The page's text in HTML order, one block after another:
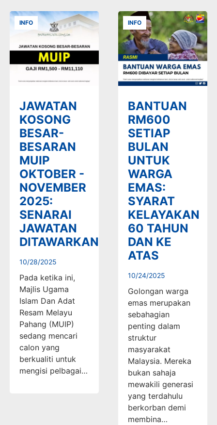
INFO
JAWATAN
KOSONG
BESAR-
BESARAN
MUIP
OKTOBER -
NOVEMBER
2025:
SENARAI
JAWATAN
DITAWARKAN
10/28/2025
Pada ketika ini,
Majlis Ugama
Islam Dan Adat
Resam Melayu
Pahang (MUIP)
sedang mencari
calon yang
berkualiti untuk
mengisi pelbagai…
INFO
BANTUAN
RM600
SETIAP
BULAN
UNTUK
WARGA
EMAS:
SYARAT
KELAYAKAN
60 TAHUN
DAN KE
ATAS
10/24/2025
Golongan warga
emas merupakan
sebahagian
penting dalam
struktur
masyarakat
Malaysia. Mereka
bukan sahaja
mewakili generasi
yang terdahulu
berkorban demi
membina…